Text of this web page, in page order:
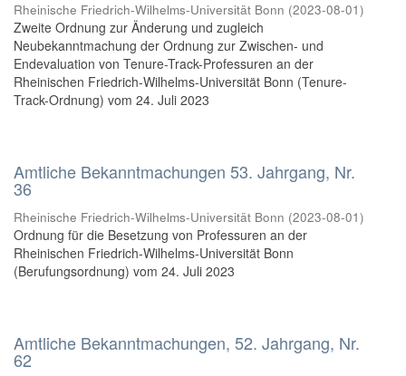
Rheinische Friedrich-Wilhelms-Universität Bonn (2023-08-01)
Zweite Ordnung zur Änderung und zugleich
Neubekanntmachung der Ordnung zur Zwischen- und
Endevaluation von Tenure-Track-Professuren an der
Rheinischen Friedrich-Wilhelms-Universität Bonn (Tenure-
Track-Ordnung) vom 24. Juli 2023
Amtliche Bekanntmachungen 53. Jahrgang, Nr.
36
Rheinische Friedrich-Wilhelms-Universität Bonn (2023-08-01)
Ordnung für die Besetzung von Professuren an der
Rheinischen Friedrich-Wilhelms-Universität Bonn
(Berufungsordnung) vom 24. Juli 2023
Amtliche Bekanntmachungen, 52. Jahrgang, Nr.
62